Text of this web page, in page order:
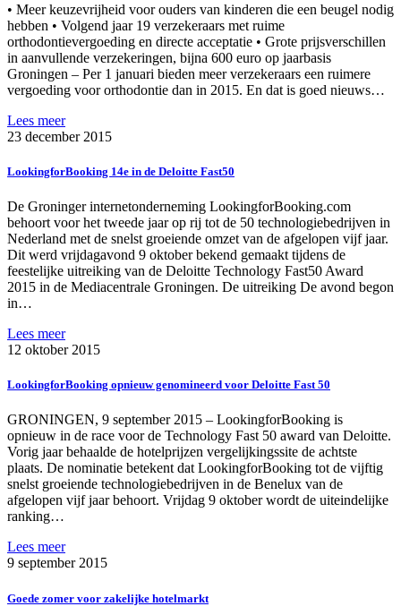
• Meer keuzevrijheid voor ouders van kinderen die een beugel nodig
hebben • Volgend jaar 19 verzekeraars met ruime
orthodontievergoeding en directe acceptatie • Grote prijsverschillen
in aanvullende verzekeringen, bijna 600 euro op jaarbasis
Groningen – Per 1 januari bieden meer verzekeraars een ruimere
vergoeding voor orthodontie dan in 2015. En dat is goed nieuws…
Lees meer
23 december 2015
LookingforBooking 14e in de Deloitte Fast50
De Groninger internetonderneming LookingforBooking.com
behoort voor het tweede jaar op rij tot de 50 technologiebedrijven in
Nederland met de snelst groeiende omzet van de afgelopen vijf jaar.
Dit werd vrijdagavond 9 oktober bekend gemaakt tijdens de
feestelijke uitreiking van de Deloitte Technology Fast50 Award
2015 in de Mediacentrale Groningen. De uitreiking De avond begon
in…
Lees meer
12 oktober 2015
LookingforBooking opnieuw genomineerd voor Deloitte Fast 50
GRONINGEN, 9 september 2015 – LookingforBooking is
opnieuw in de race voor de Technology Fast 50 award van Deloitte.
Vorig jaar behaalde de hotelprijzen vergelijkingssite de achtste
plaats. De nominatie betekent dat LookingforBooking tot de vijftig
snelst groeiende technologiebedrijven in de Benelux van de
afgelopen vijf jaar behoort. Vrijdag 9 oktober wordt de uiteindelijke
ranking…
Lees meer
9 september 2015
Goede zomer voor zakelijke hotelmarkt